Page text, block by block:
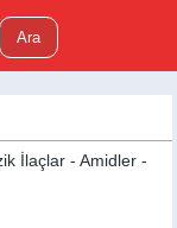
İlaçlar - Amidler -